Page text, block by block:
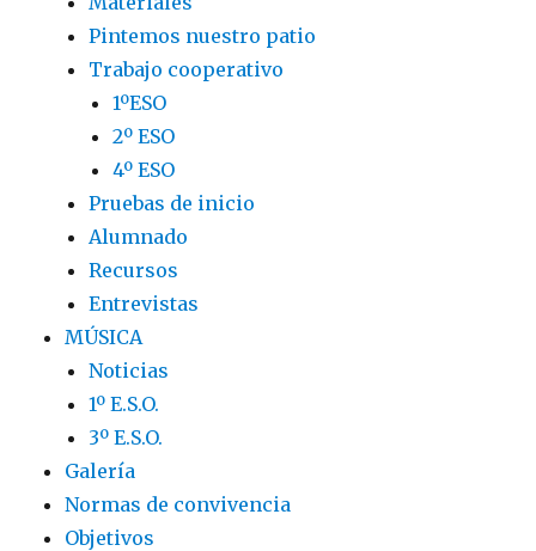
Pintemos nuestro patio
Trabajo cooperativo
1ºESO
2º ESO
4º ESO
Pruebas de inicio
Alumnado
Recursos
Entrevistas
MÚSICA
Noticias
1º E.S.O.
3º E.S.O.
Galería
Normas de convivencia
Objetivos